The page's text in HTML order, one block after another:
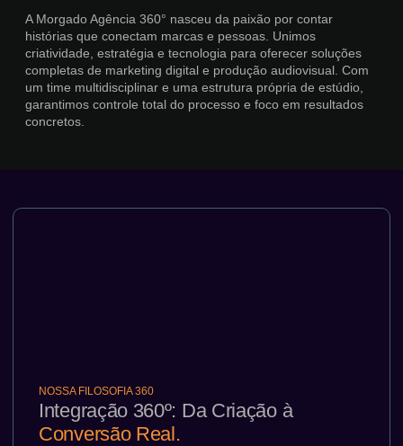
A Morgado Agência 360° nasceu da paixão por contar
histórias que conectam marcas e pessoas. Unimos
criatividade, estratégia e tecnologia para oferecer soluções
completas de marketing digital e produção audiovisual. Com
um time multidisciplinar e uma estrutura própria de estúdio,
garantimos controle total do processo e foco em resultados
concretos.
NOSSA FILOSOFIA 360
Integração 360º: Da Criação à
Conversão Real.